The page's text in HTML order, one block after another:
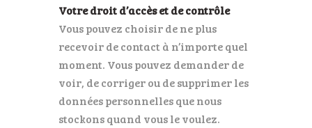
Votre droit d’accès et de contrôle
Vous pouvez choisir de ne plus
recevoir de contact à n’importe quel
moment. Vous pouvez demander de
voir, de corriger ou de supprimer les
données personnelles que nous
stockons quand vous le voulez.